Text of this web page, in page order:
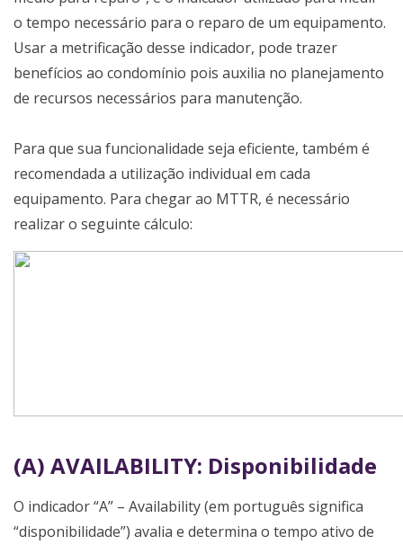
o tempo necessário para o reparo de um equipamento.
Usar a metrificação desse indicador, pode trazer
benefícios ao condomínio pois auxilia no planejamento
de recursos necessários para manutenção.
Para que sua funcionalidade seja eficiente, também é
recomendada a utilização individual em cada
equipamento. Para chegar ao MTTR, é necessário
realizar o seguinte cálculo:
(A) AVAILABILITY: Disponibilidade
O indicador “A” – Availability (em português significa
“disponibilidade”) avalia e determina o tempo ativo de